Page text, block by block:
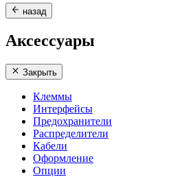
назад
Аксессуары
Закрыть
Клеммы
Интерфейсы
Предохранители
Распределители
Кабели
Оформление
Опции